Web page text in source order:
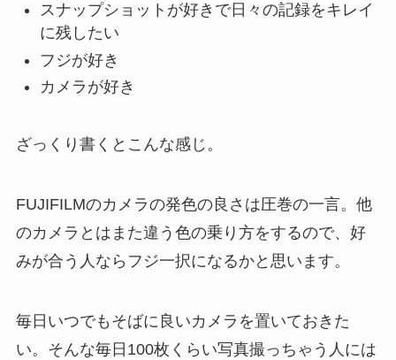
スナップショットが好きで日々の記録をキレイ
に残したい
フジが好き
カメラが好き
ざっくり書くとこんな感じ。
FUJIFILMのカメラの発色の良さは圧巻の一言。他
のカメラとはまた違う色の乗り方をするので、好
みが合う人ならフジ一択になるかと思います。
毎日いつでもそばに良いカメラを置いておきた
い。そんな毎日100枚くらい写真撮っちゃう人には